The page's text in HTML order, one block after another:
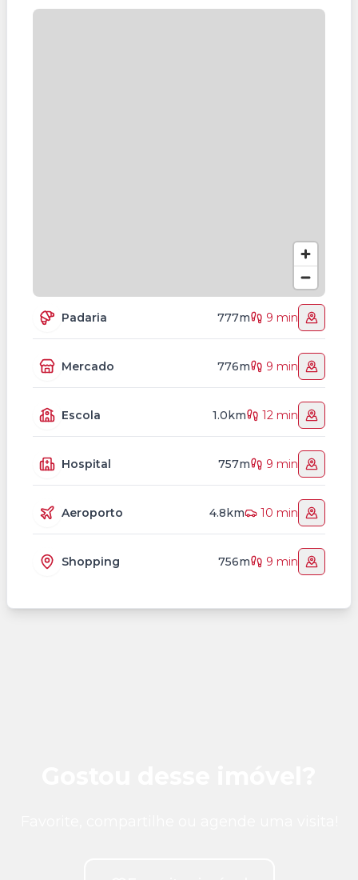
Padaria 777m 9 min
Mercado 776m 9 min
Escola 1.0km 12 min
Hospital 757m 9 min
Aeroporto 4.8km 10 min
Shopping 756m 9 min